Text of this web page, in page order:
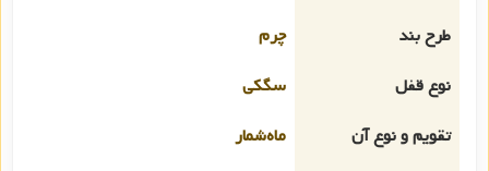
طرح بند
چرم
نوع قفل
سگکی
تقویم و نوع آن
ماه‌شمار